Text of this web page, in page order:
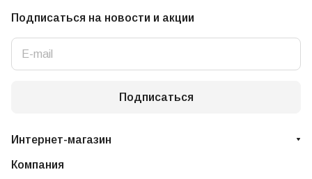
Подписаться на новости и акции
Подписаться
Интернет-магазин
Компания